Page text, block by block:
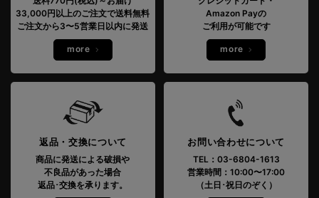
33,000円以上のご注文で送料無料
ご注文から3〜5営業日以内に発送
more
Amazon Payの
ご利用が可能です
more
返品・交換について
商品に発送による破損や
不良品があった場合
返品･交換を承ります。
お問い合わせについて
TEL：03-6804-1613
営業時間：10:00〜17:00
（土日･祝日のぞく）